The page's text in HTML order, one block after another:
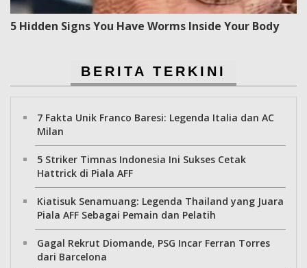
5 Hidden Signs You Have Worms Inside Your Body
BERITA TERKINI
7 Fakta Unik Franco Baresi: Legenda Italia dan AC
Milan
5 Striker Timnas Indonesia Ini Sukses Cetak
Hattrick di Piala AFF
Kiatisuk Senamuang: Legenda Thailand yang Juara
Piala AFF Sebagai Pemain dan Pelatih
Gagal Rekrut Diomande, PSG Incar Ferran Torres
dari Barcelona